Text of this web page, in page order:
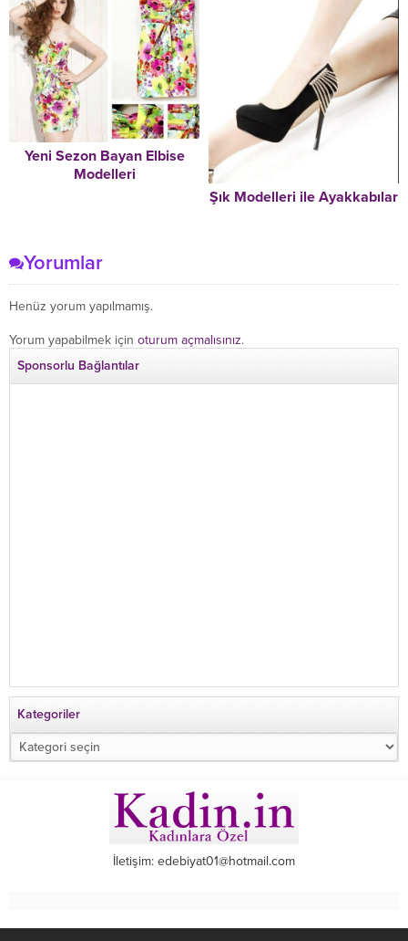
Yeni Sezon Bayan Elbise
Modelleri
Şık Modelleri ile Ayakkabılar
Yorumlar
Henüz yorum yapılmamış.
Yorum yapabilmek için oturum açmalısınız.
Sponsorlu Bağlantılar
Kategoriler
Kategoriler
İletişim: edebiyat01@hotmail.com